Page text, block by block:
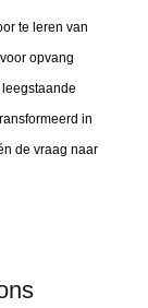
te leren van
opvang
in
de vraag naar